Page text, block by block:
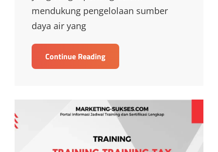
mendukung pengelolaan sumber
daya air yang
Continue ReadingTRAINING
TRAINING